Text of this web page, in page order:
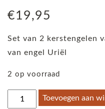
€19,95
Set van 2 kerstengelen
van engel Uriël
2 op voorraad
Kerst
Toevoegen aan